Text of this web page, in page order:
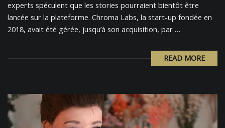
experts spéculent que les stories pourraient bientôt être
lancée sur la plateforme. Chroma Labs, la start-up fondée en
2018, avait été gérée, jusqu’à son acquisition, par …
READ MORE